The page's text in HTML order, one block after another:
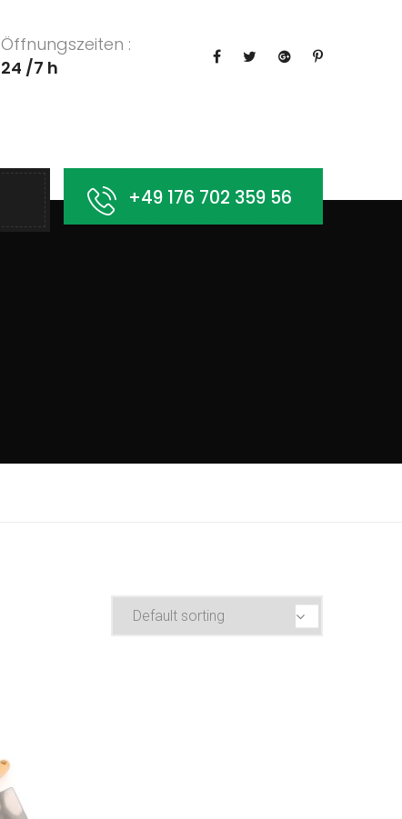
Öffnungszeiten :
24 /7 h
+49 176 702 359 56